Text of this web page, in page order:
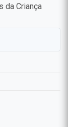
da Criança